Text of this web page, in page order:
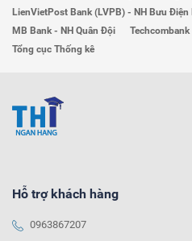
LienVietPost Bank (LVPB) - NH Bưu Điện
MB Bank - NH Quân Đội
Tổng cục Thống kê
Hỗ trợ khách hàng
0963867207